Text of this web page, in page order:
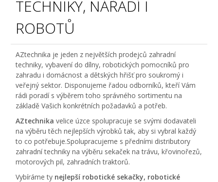
TECHNIKY, NÁŘADÍ I
ROBOTŮ
AZtechnika je jeden z největších prodejců zahradní
techniky, vybavení do dílny, robotických pomocníků pro
zahradu i domácnost a dětských hřišť pro soukromý i
veřejný sektor. Disponujeme řadou odborníků, kteří Vám
rádi poradí s výběrem toho správného sortimentu na
základě Vašich konkrétních požadavků a potřeb.
AZtechnika velice úzce spolupracuje se svými dodavateli
na výběru těch nejlepších výrobků tak, aby si vybral každý
to co potřebuje.Spolupracujeme s předními distributory
zahradní techniky na výběru sekaček na trávu, křovinořezů,
motorových pil, zahradních traktorů.
Vybíráme ty nejlepší robotické sekačky, robotické